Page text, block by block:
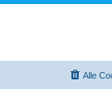
Alle